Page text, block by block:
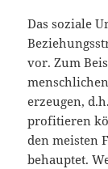
Das soziale
vor. Zum
erzeugen,
profitieren
den meisten
behauptet.